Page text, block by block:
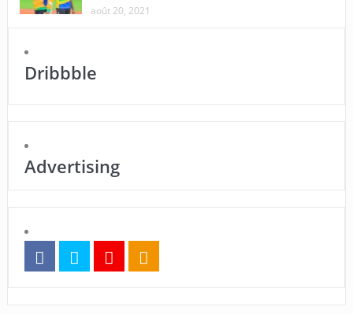
août 20, 2021
Dribbble
Advertising